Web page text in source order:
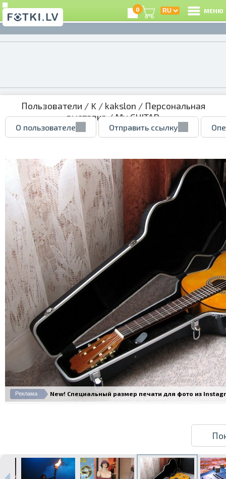
0 МЕНЮ
Пользователи / K / kakslon / Персональная
выставка/ My GUITAR
О пользователе Отправить ссылку
Реклама New! Специальный размер печати для фото из